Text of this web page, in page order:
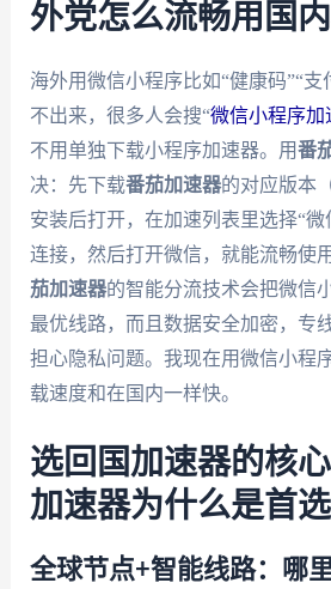
外党怎么流畅用国内
海外用微信小程序比如“健康码”“
不出来，很多人会搜“微信小程序加
不用单独下载小程序加速器。用番
决：先下载番茄加速器的对应版本
安装后打开，在加速列表里选择“
连接，然后打开微信，就能流畅使
茄加速器的智能分流技术会把微信
最优线路，而且数据安全加密，专
担心隐私问题。我现在用微信小程
载速度和在国内一样快。
选回国加速器的核
加速器为什么是首选
全球节点+智能线路：哪